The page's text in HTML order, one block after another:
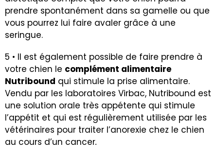
prendre spontanément dans sa gamelle ou que
vous pourrez lui faire avaler grâce à une
seringue.
5 • Il est également possible de faire prendre à
votre chien le complément alimentaire
Nutribound qui stimule la prise alimentaire.
Vendu par les laboratoires Virbac, Nutribound est
une solution orale très appétente qui stimule
l’appétit et qui est régulièrement utilisée par les
vétérinaires pour traiter l’anorexie chez le chien
au cours d’un cancer.